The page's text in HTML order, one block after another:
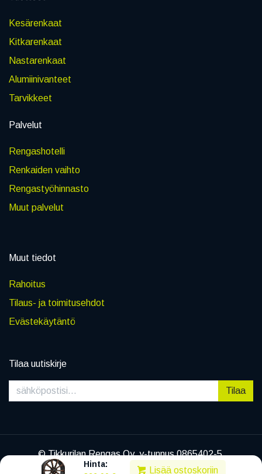
Hinta:
Lisää ostoskoriin
Kesärenkaat
Kitkarenkaat
Nastarenkaat
Alumiinivanteet
Tarvikkeet
Palvelut
Rengashotelli
Renkaiden vaihto
Rengastyöhinnasto
Muut palvelut
Muut tiedot
Rahoitus
Tilaus- ja toimitusehdot
Evästekäytäntö
Tilaa uutiskirje
Tilaa
© Tikkurilan Rengas Oy, y-tunnus 0865402-5
|Tietosuojaseloste